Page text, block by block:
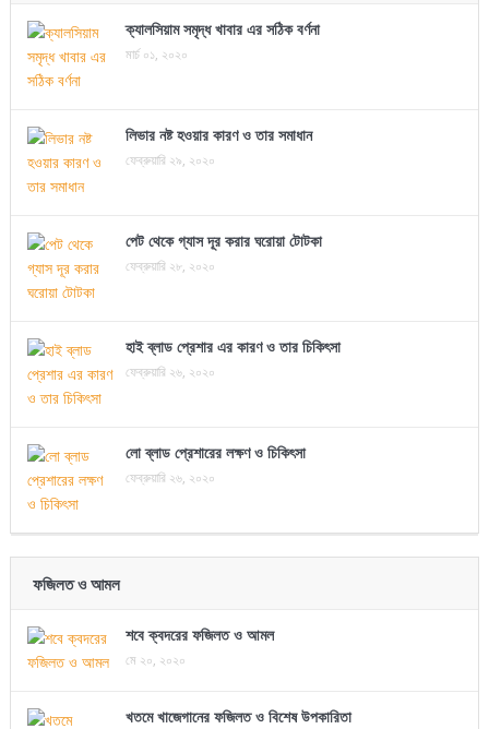
ক্যালসিয়াম সমৃদ্ধ খাবার এর সঠিক বর্ণনা
মার্চ ০১, ২০২০
লিভার নষ্ট হওয়ার কারণ ও তার সমাধান
ফেব্রুয়ারি ২৯, ২০২০
পেট থেকে গ্যাস দূর করার ঘরোয়া টোটকা
ফেব্রুয়ারি ২৮, ২০২০
হাই ব্লাড প্রেশার এর কারণ ও তার চিকিৎসা
ফেব্রুয়ারি ২৬, ২০২০
লো ব্লাড প্রেশারের লক্ষণ ও চিকিৎসা
ফেব্রুয়ারি ২৬, ২০২০
ফজিলত ও আমল
শবে ক্বদরের ফজিলত ও আমল
মে ২০, ২০২০
খতমে খাজেগানের ফজিলত ও বিশেষ উপকারিতা